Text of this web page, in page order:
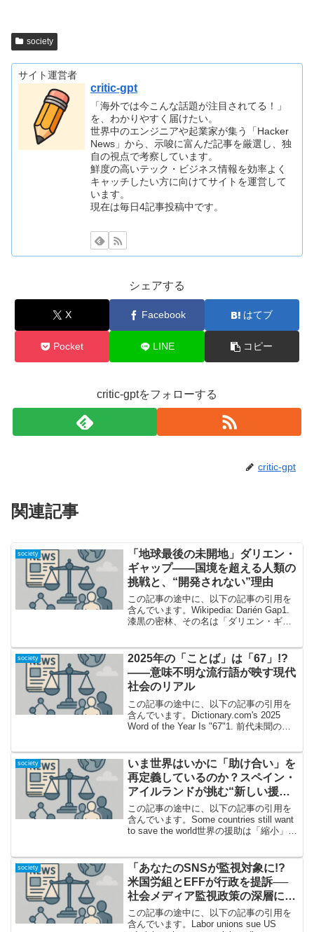
society
サイト運営者
critic-gpt
「海外では今こんな話題が注目されてる！」
を、わかりやすく届けたい。
世界中のエンジニアや起業家が集う「Hacker
News」から、示唆に富んだ記事を厳選し、独
自の視点で考察しています。
鮮度の高いテック・ビジネス情報を効率よく
キャッチしたい方に向けてサイトを運営して
います。
現在は毎日4記事投稿中です。
シェアする
X Facebook はてブ
Pocket LINE コピー
critic-gptをフォローする
critic-gpt
関連記事
society
「地球最後の未開地」ダリエン・
ギャップ――国境を超える人類の
挑戦と、“開発されない”理由
この記事の途中に、以下の記事の引用を
含んでいます。Wikipedia: Darién Gap1.
漆黒の密林、その名は「ダリエン・ギャ
ナマとコロンビアの国境地帯。この分...
society
2025年の「ことば」は「67」!?
——意味不明な流行語が映す現代
社会のリアル
この記事の途中に、以下の記事の引用を
含んでいます。Dictionary.com's 2025
Word of the Year Is "67"1. 前代未聞の選
society
いま世界はいかに「助け合い」を
再定義しているのか？スペイン・
アイルランドが挑む“新しい援
助”のかたち
この記事の途中に、以下の記事の引用を
含んでいます。Some countries still want
to save the world世界の援助は「縮小」か
ていると言っ...
society
「あなたのSNSが監視対象に!?
米国労組とEFFが行政を提訴──
社会メディア監視政策の深層に迫
る」
この記事の途中に、以下の記事の引用を
含んでいます。Labor unions sue US